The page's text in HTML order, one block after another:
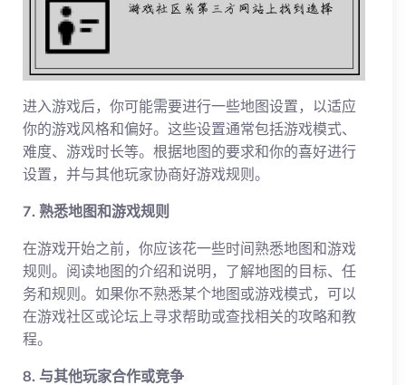
进入游戏后，你可能需要进行一些地图设置，以适应
你的游戏风格和偏好。这些设置通常包括游戏模式、
难度、游戏时长等。根据地图的要求和你的喜好进行
设置，并与其他玩家协商好游戏规则。
7. 熟悉地图和游戏规则
在游戏开始之前，你应该花一些时间熟悉地图和游戏
规则。阅读地图的介绍和说明，了解地图的目标、任
务和规则。如果你不熟悉某个地图或游戏模式，可以
在游戏社区或论坛上寻求帮助或查找相关的攻略和教
程。
8. 与其他玩家合作或竞争